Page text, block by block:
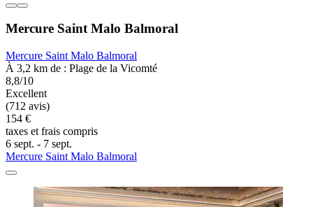
Mercure Saint Malo Balmoral
Mercure Saint Malo Balmoral
À 3,2 km de : Plage de la Vicomté
8,8/10
Excellent
(712 avis)
154 €
taxes et frais compris
6 sept. - 7 sept.
Mercure Saint Malo Balmoral